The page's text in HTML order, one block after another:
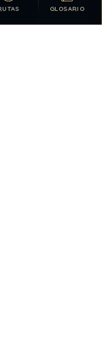
GLOSARIO
creciendo.